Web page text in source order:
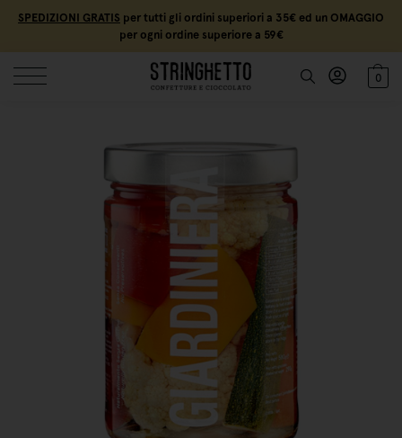
SPEDIZIONI GRATIS per tutti gli ordini superiori a 35€ ed un OMAGGIO
per ogni ordine superiore a 59€
0